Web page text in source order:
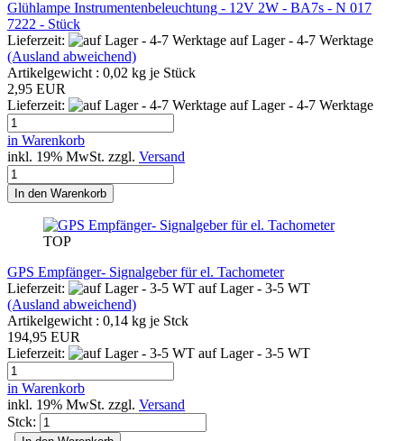
Glühlampe Instrumentenbeleuchtung - 12V 2W - BA7s - N 017
7222 - Stück
Lieferzeit:
auf Lager - 4-7 Werktage
(Ausland abweichend)
Artikelgewicht : 0,02 kg je Stück
2,95 EUR
Lieferzeit:
auf Lager - 4-7 Werktage
in Warenkorb
inkl. 19% MwSt. zzgl. Versand
In den Warenkorb
TOP
GPS Empfänger- Signalgeber für el. Tachometer
Lieferzeit:
auf Lager - 3-5 WT
(Ausland abweichend)
Artikelgewicht : 0,14 kg je Stck
194,95 EUR
Lieferzeit:
auf Lager - 3-5 WT
in Warenkorb
inkl. 19% MwSt. zzgl. Versand
Stck: